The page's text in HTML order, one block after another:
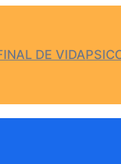
DE VIDA